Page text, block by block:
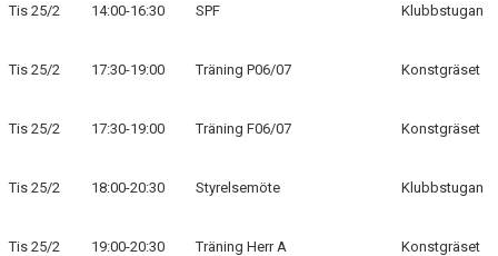
Tis 25/2 14:00-16:30 SPF Klubbstugan
Tis 25/2 17:30-19:00 Träning P06/07 Konstgräset
Tis 25/2 17:30-19:00 Träning F06/07 Konstgräset
Tis 25/2 18:00-20:30 Styrelsemöte Klubbstugan
Tis 25/2 19:00-20:30 Träning Herr A Konstgräset